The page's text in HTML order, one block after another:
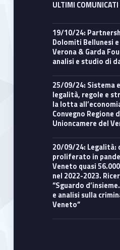
ULTIMI
19/10/24: Partnership con DMO
Dolomiti Bellunesi
Verona & Garda
analisi e studio di
25/09/24: Sistema economico e
legalità, regole e
la lotta
Convegno Regione
Unioncamere del
20/09/24: Legalità: crimine
proliferato in
Veneto quasi
nel 2022-2023.
“Sguardo
e analisi sulla
Veneto”